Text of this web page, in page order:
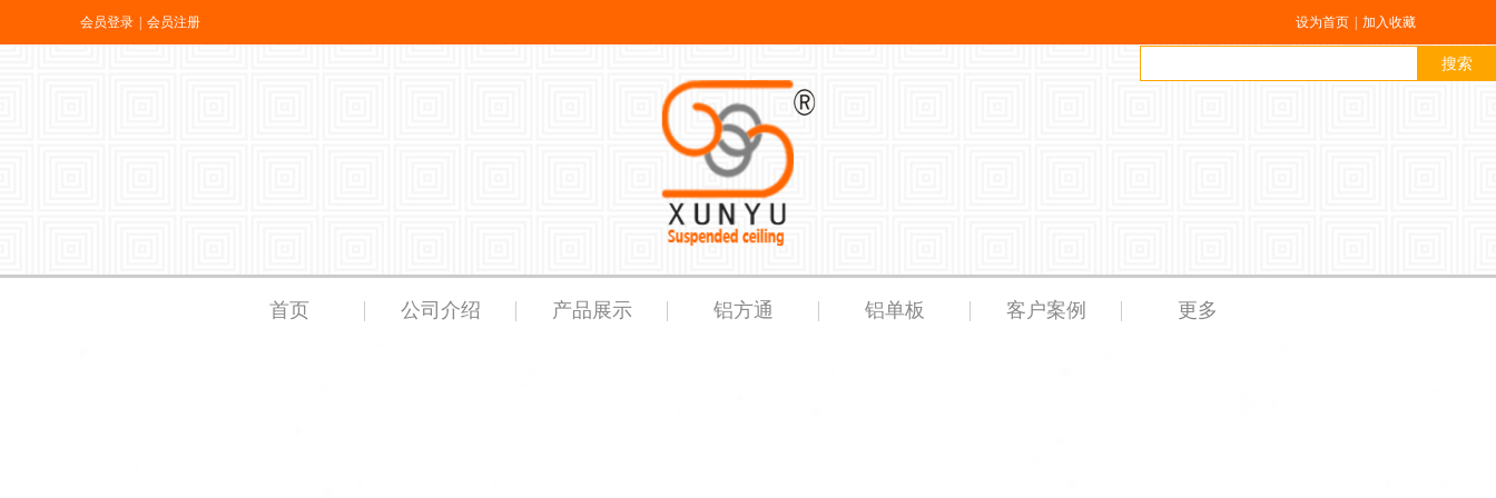
搜索
会员登录 会员注册 设为首页 加入收藏
首页 公司介绍 产品展示 铝方通 铝单板 客户案例 更多